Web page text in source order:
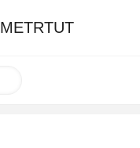
METRTUT